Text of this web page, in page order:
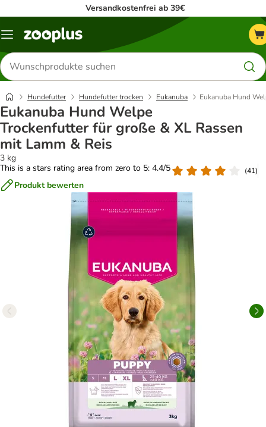
Versandkostenfrei ab 39€
Menü
Produkte
suchen
Hundefutter Hundefutter trocken Eukanuba Eukanuba Hund
Eukanuba Hund Welpe
Trockenfutter für große & XL Rassen
mit Lamm & Reis
3 kg
This is a stars rating area from zero to 5: 4.4/5
(41)
Produkt bewerten